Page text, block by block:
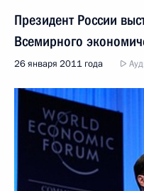
Президент России
Всемирного
26 января 2011 года